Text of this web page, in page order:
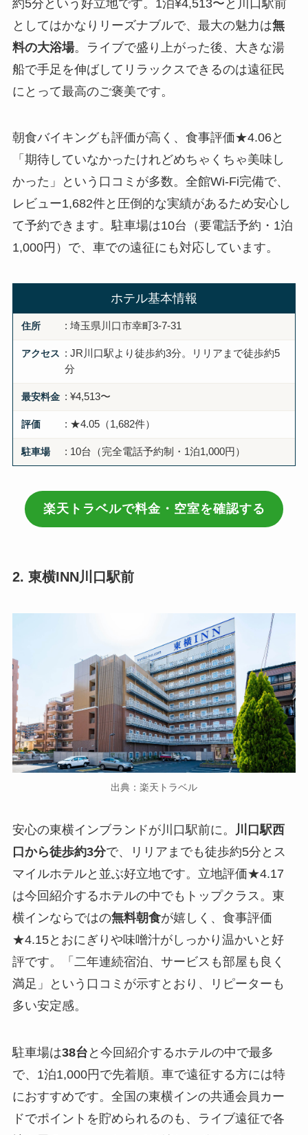
約5分という好立地です。1泊¥4,513〜と川口駅前
としてはかなりリーズナブルで、最大の魅力は無
料の大浴場。ライブで盛り上がった後、大きな湯
船で手足を伸ばしてリラックスできるのは遠征民
にとって最高のご褒美です。
朝食バイキングも評価が高く、食事評価★4.06と
「期待していなかったけれどめちゃくちゃ美味し
かった」という口コミが多数。全館Wi-Fi完備で、
レビュー1,682件と圧倒的な実績があるため安心し
て予約できます。駐車場は10台（要電話予約・1泊
1,000円）で、車での遠征にも対応しています。
ホテル基本情報
住所 : 埼玉県川口市幸町3-7-31
アクセス : JR川口駅より徒歩約3分。リリアまで徒歩約5
分
最安料金 : ¥4,513〜
評価 : ★4.05（1,682件）
駐車場 : 10台（完全電話予約制・1泊1,000円）
楽天トラベルで料金・空室を確認する
2. 東横INN川口駅前
出典：楽天トラベル
安心の東横インブランドが川口駅前に。
川口駅西
口から徒歩約3分で、リリアまでも徒歩約5分とス
マイルホテルと並ぶ好立地です。立地評価★4.17
は今回紹介するホテルの中でもトップクラス。東
横インならではの無料朝食が嬉しく、食事評価
★4.15とおにぎりや味噌汁がしっかり温かいと好
評です。「二年連続宿泊、サービスも部屋も良く
満足」という口コミが示すとおり、リピーターも
多い安定感。
駐車場は38台 と今回紹介するホテルの中で最多
で、1泊1,000円で先着順。車で遠征する方には特
におすすめです。全国の東横インの共通会員カー
ドでポイントを貯められるのも、ライブ遠征で各